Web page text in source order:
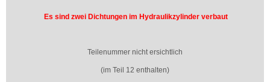
Es sind zwei Dichtungen im Hydraulikzylinder verbaut
Teilenummer nicht ersichtlich
(im Teil 12 enthalten)